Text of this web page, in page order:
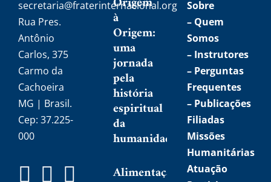
secretaria@fraterinternacional.org
Rua Pres.
Antônio
Carlos, 375
Carmo da
Cachoeira
MG | Brasil.
Cep: 37.225-
000
à
Origem:
uma
jornada
pela
história
espiritual
da
humanidade
Alimentação
Sobre
– Quem
Somos
– Instrutores
– Perguntas
Frequentes
– Publicações
Filiadas
Missões
Humanitárias
Atuação